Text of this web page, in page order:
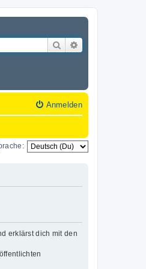
Suche
Anmelden
erklärst dich mit den